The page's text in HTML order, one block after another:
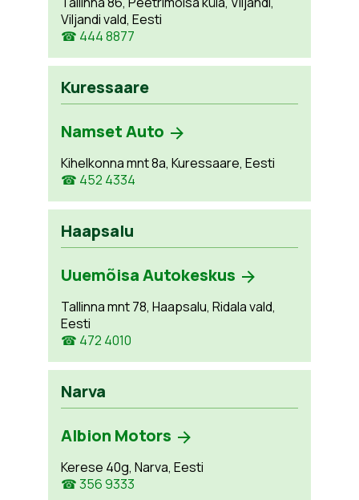
Viljandi vald, Eesti
☎ 444 8877
Kuressaare
Namset Auto
Kihelkonna mnt 8a, Kuressaare, Eesti
☎ 452 4334
Haapsalu
Uuemõisa Autokeskus
Tallinna mnt 78, Haapsalu, Ridala vald,
Eesti
☎ 472 4010
Narva
Albion Motors
Kerese 40g, Narva, Eesti
☎ 356 9333